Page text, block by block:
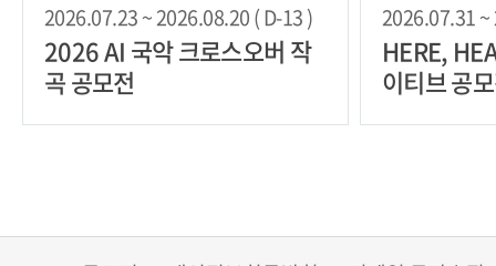
2026.07.23 ~ 2026.08.20 ( D-13 )
2026 AI 국악 크로스오버 작
곡 공모전
2026.07.31 ~
HERE,
이티브 공